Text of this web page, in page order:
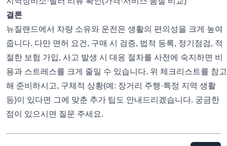
결론
뉴질랜드에서 차량 소유와 운전은 생활의 편의성을 크게 높여
줍니다. 다만 면허 요건, 구매 시 검증, 법적 등록, 정기점검, 적
절한 보험 가입, 사고 발생 시 대응 절차를 사전에 숙지하면 비
용과 스트레스를 크게 줄일 수 있습니다. 위 체크리스트를 참고
해 준비하시고, 구체적 상황(예: 장거리 주행·특정 지역 생활
등)이 있다면 그에 맞춘 추가 팁도 안내드리겠습니다. 궁금한
점이 있으시면 질문 주세요.